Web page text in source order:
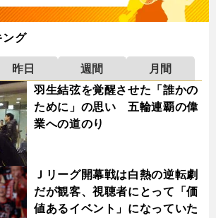
ング
昨日 週間
月間
羽生結弦を覚醒させた「誰かの
ために」の思い 五輪連覇の偉
業への道のり
Ｊリーグ開幕戦は白熱の逆転劇
だが観客、視聴者にとって「価
値あるイベント」になっていた